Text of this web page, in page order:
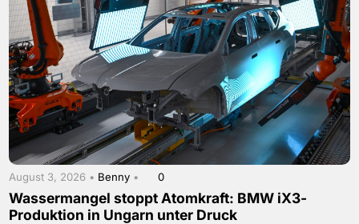
August 3, 2026 • Benny • 0
Wassermangel stoppt Atomkraft: BMW iX3-
Produktion in Ungarn unter Druck